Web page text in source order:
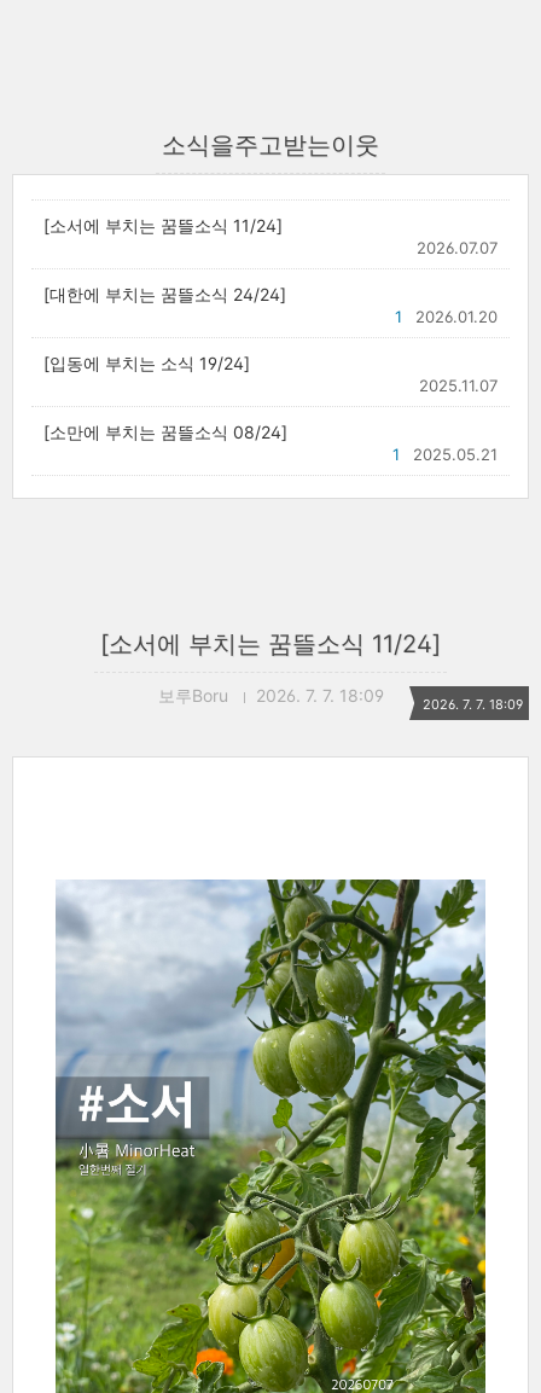
소식을주고받는이웃
[소서에 부치는 꿈뜰소식 11/24]
2026.07.07
[대한에 부치는 꿈뜰소식 24/24]
2026.01.20
1
[입동에 부치는 소식 19/24]
2025.11.07
[소만에 부치는 꿈뜰소식 08/24]
2025.05.21
1
[소서에 부치는 꿈뜰소식 11/24]
보루Boru 2026. 7. 7. 18:09 2026. 7. 7. 18:09